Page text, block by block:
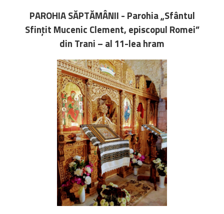
Resurse multimedia
Opinii ortodoxe
Din viața „familiei”
diecezei
CSDE
Cuvântul Episcopului
Lectura Lunii
Prezentarea
Parohiilor
CONTACT
PAROHIA SĂPTĂMÂNII - Parohia „Sfântul
Sfințit Mucenic Clement, episcopul Romei”
din Trani – al 11-lea hram